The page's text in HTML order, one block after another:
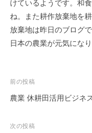
けているようです。和
ね。また耕作放棄地を
放棄地は昨日のブログ
日本の農業が元気にな
投
稿
ビ
前の投稿
農業 休耕田活用ビジネ
次の投稿